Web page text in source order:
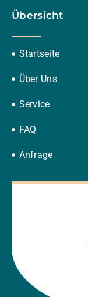
Übersicht
Startseite
Über Uns
Service
FAQ
Anfrage